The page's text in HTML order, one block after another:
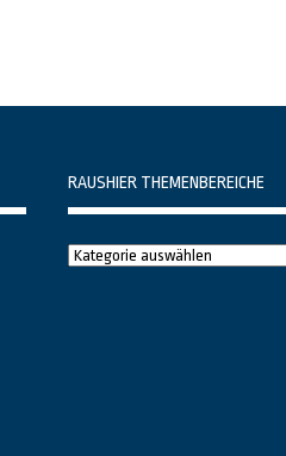
RAUSHIER THEMENBEREICHE
Raushier